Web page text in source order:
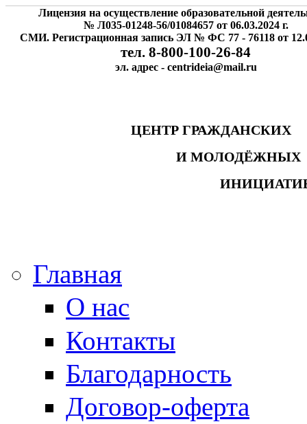
Лицензия на осуществление образовательной
№ Л035-01248-56/01084657 от 06.03.2024 г.
СМИ. Регистрационная запись ЭЛ № ФС 77 - 76118 от
тел. 8-800-100-26-84
эл. адрес - centrideia@mail.ru
ЦЕНТР
И
Главная
О нас
Контакты
Благодарность
Договор-оферта